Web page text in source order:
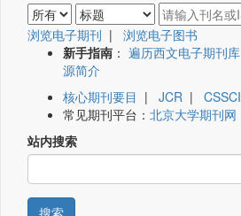
浏览电子期刊 | 浏览电子图书
新手指南 ： 遍历西文电子期刊库
源简介
核心期刊要目 | JCR | CSSCI
常见期刊平台： 北京大学期刊网
站内搜索